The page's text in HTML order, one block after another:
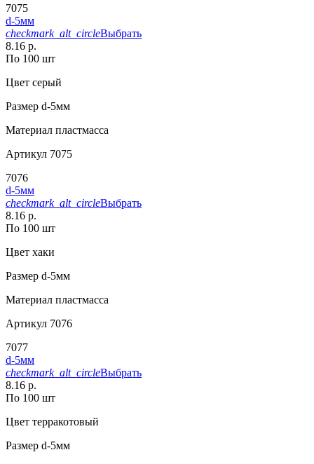
7075
d-5мм
checkmark_alt_circleВыбрать
8.16 р.
По 100 шт
Цвет серый
Размер d-5мм
Материал пластмасса
Артикул 7075
7076
d-5мм
checkmark_alt_circleВыбрать
8.16 р.
По 100 шт
Цвет хаки
Размер d-5мм
Материал пластмасса
Артикул 7076
7077
d-5мм
checkmark_alt_circleВыбрать
8.16 р.
По 100 шт
Цвет терракотовый
Размер d-5мм